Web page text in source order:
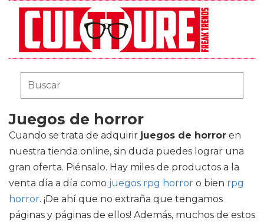
Juegos de horror
Cuando se trata de adquirir juegos de horror en
nuestra tienda online, sin duda puedes lograr una
gran oferta. Piénsalo. Hay miles de productos a la
venta día a día como juegos rpg horror o bien rpg
horror. ¡De ahí que no extraña que tengamos
páginas y páginas de ellos! Además, muchos de estos